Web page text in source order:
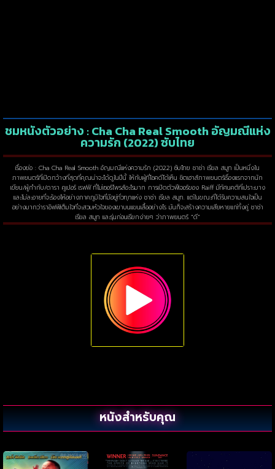
ชมหนังตัวอย่าง : Cha Cha Real Smooth อัญมณีแห่ง
ความรัก (2022) ซับไทย
เรื่องย่อ : Cha Cha Real Smooth อัญมณีแห่งความรัก (2022) ซับไทย ชาช่า เรียล สมูท เป็นหนึ่งใน
ภาพยนตร์ที่เปิดกว้างที่สุดที่คุณน่าจะได้ดูในปีนี้ ให้กับผู้ที่โชคดีได้เห็น ชิตเฮาส์ภาพยนตร์เรื่องแรกจากนัก
เขียน/ผู้กำกับ/ดารา คูเปอร์ เรฟฟ์ ที่ไม่เซอร์ไพรส์อะไรมาก การเปิดตัวฟีเจอร์ของ Raiff มีทัศนคติที่เปราะบาง
และไม่ละอายที่จะร้องไห้อย่างภาคภูมิใจที่มีอยู่ทั่วทุกแห่ง ชาช่า เรียล สมูท. แต่ในขณะที่ได้รับความสนใจเป็น
อย่างมากว่าราอิฟฟ์เต็มใจที่จะสวมหัวใจของเขาบนแขนเสื้ออย่างไร มันก็จะสร้างความเสียหายแก่ทั้งคู่ ชาช่า
เรียล สมูท และรุ่นก่อนเรียกง่ายๆ ว่าภาพยนตร์ “ดี”
หนังสำหรับคุณ